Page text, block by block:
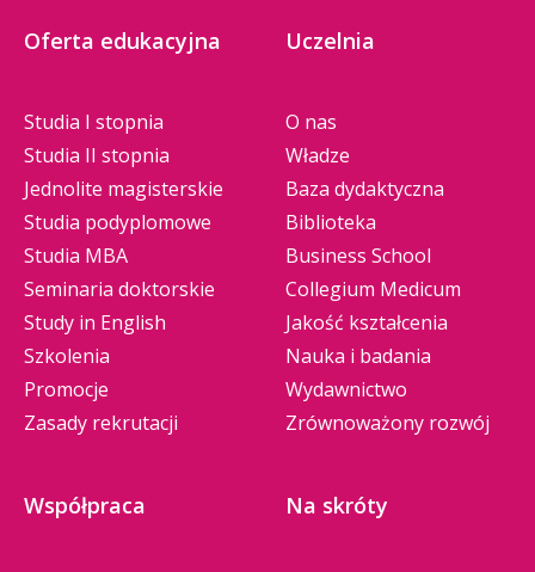
Oferta edukacyjna
Studia I stopnia
Studia II stopnia
Jednolite magisterskie
Studia podyplomowe
Studia MBA
Seminaria doktorskie
Study in English
Szkolenia
Promocje
Zasady rekrutacji
Uczelnia
O nas
Władze
Baza dydaktyczna
Biblioteka
Business School
Collegium Medicum
Jakość kształcenia
Nauka i badania
Wydawnictwo
Zrównoważony rozwój
Współpraca Na skróty